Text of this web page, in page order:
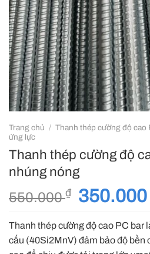
Trang chủ / Thanh thép cường độ cao
ứng lực
Thanh thép cường độ
nhúng nóng
550.000₫
Giá
là:
550.000 ₫.
350.000
Thanh thép cường độ cao PC bar
cấu (40Si2MnV) đảm bảo độ bền